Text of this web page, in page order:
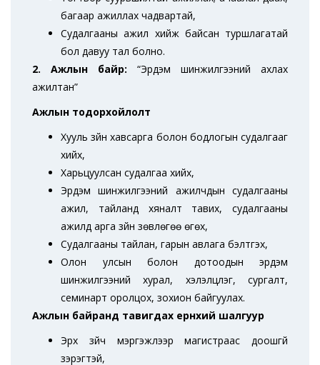
багаар ажиллах чадвартай,
Судалгааны ажил хийж байсан туршлагатай
бол давуу тал болно.
2. Ажлын байр: “Эрдэм шинжилгээний ахлах
ажилтан”
Ажлын тодорхойлолт
Хууль зүйн хавсарга болон бодлогын судалгааг
хийх,
Харьцуулсан судалгаа хийх,
Эрдэм шинжилгээний ажилчдын судалгааны
ажил, тайланд хяналт тавих, судалгааны
ажилд арга зүйн зөвлөгөө өгөх,
Судалгааны тайлан, гарын авлага бэлтгэх,
Олон улсын болон дотоодын эрдэм
шинжилгээний хурал, хэлэлцүүлэг, сургалт,
семинарт оролцох, зохион байгуулах.
Ажлын байранд тавигдах ерөнхий шалгуур
Эрх зүйч мэргэжлээр магистраас доошгүй
зэрэгтэй,